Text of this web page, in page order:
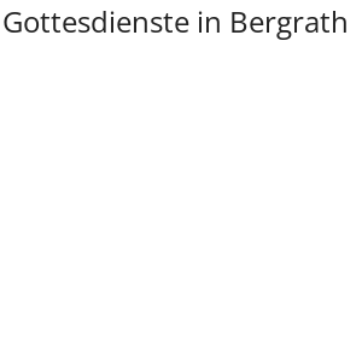
in Bergrath